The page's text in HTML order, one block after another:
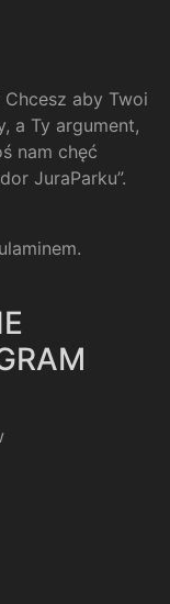
aby Twoi
a Ty argument,
nam chęć
JuraParku”.
.